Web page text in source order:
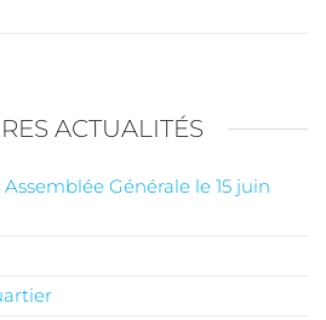
ACTUALITÉS
Générale le 15 juin